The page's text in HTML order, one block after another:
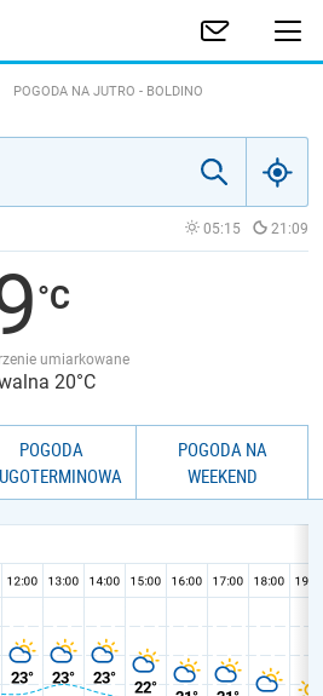
POGODA NA JUTRO - BOLDINO
05:15 21:09
umiarkowane
20°C
POGODA
POGODA NA
WEEKEND